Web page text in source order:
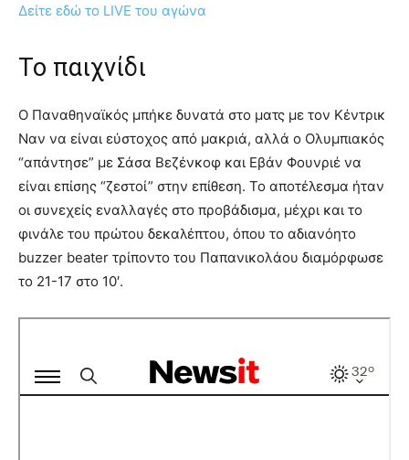
Δείτε εδώ το LIVE του αγώνα
Το παιχνίδι
Ο Παναθηναϊκός μπήκε δυνατά στο ματς με τον Κέντρικ
Ναν να είναι εύστοχος από μακριά, αλλά ο Ολυμπιακός
“απάντησε” με Σάσα Βεζένκοφ και Εβάν Φουνριέ να
είναι επίσης “ζεστοί” στην επίθεση. Το αποτέλεσμα ήταν
οι συνεχείς εναλλαγές στο προβάδισμα, μέχρι και το
φινάλε του πρώτου δεκαλέπτου, όπου το αδιανόητο
buzzer beater τρίποντο του Παπανικολάου διαμόρφωσε
το 21-17 στο 10′.